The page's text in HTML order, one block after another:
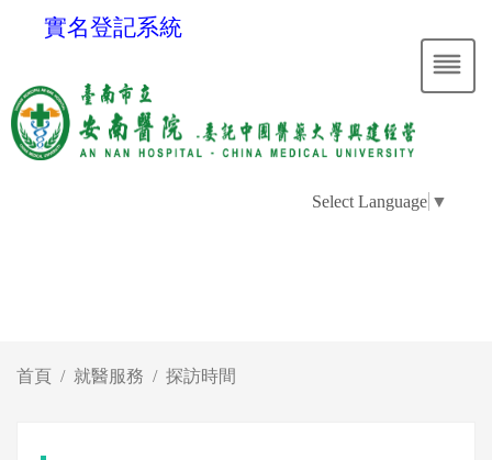
實名登記系統
Select Language ▼
首頁 就醫服務 探訪時間